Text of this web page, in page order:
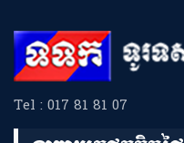
Tel : 017 81 81 07